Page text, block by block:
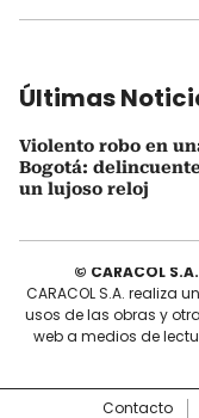
Últimas
Violento robo en
Bogotá:
un lujoso reloj
© CARACOL
CARACOL S.A. realiza
usos de las obras y
web a medios de
Contacto